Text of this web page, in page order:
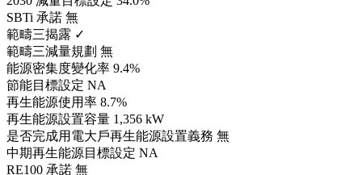
SBTi 承諾 無
範疇三揭露 ✓
範疇三減量規劃 無
能源密集度變化率 9.4%
節能目標設定 NA
再生能源使用率 8.7%
再生能源設置容量 1,356 kW
是否完成用電大戶再生能源設置義務 無
中期再生能源目標設定 NA
RE100 承諾 無